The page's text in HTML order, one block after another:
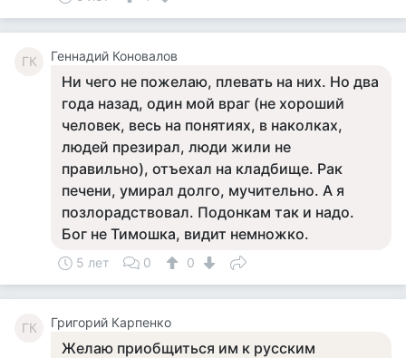
ГК Геннадий Коновалов
Ни чего не пожелаю, плевать на них. Но два
года назад, один мой враг (не хороший
человек, весь на понятиях, в наколках,
людей презирал, люди жили не
правильно), отъехал на кладбище. Рак
печени, умирал долго, мучительно. А я
позлорадствовал. Подонкам так и надо.
Бог не Тимошка, видит немножко.
5 лет 0 0
ГК Григорий Карпенко
Желаю приобщиться им к русским